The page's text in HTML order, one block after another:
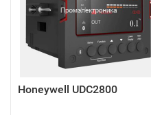
Honeywell UDC2800